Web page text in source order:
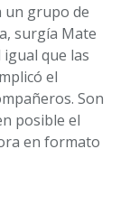
un grupo de
surgía Mate
que las
el
Son
posible el
en formato